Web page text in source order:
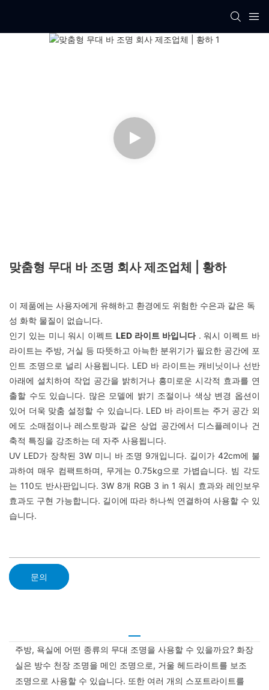
맞춤형 무대 바 조명 회사 제조업체 | 황하
이 제품에는 사용자에게 유해하고 환경에도 위험한 수은과 같은 독
성 화학 물질이 없습니다.
인기 있는 미니 워시 이펙트LED 라이트 바입니다. 워시 이펙트 바
라이트는 주방, 거실 등 따뜻하고 아늑한 분위기가 필요한 공간에 포
인트 조명으로 널리 사용됩니다. LED 바 라이트는 캐비닛이나 선반
아래에 설치하여 작업 공간을 밝히거나 흥미로운 시각적 효과를 연
출할 수도 있습니다. 많은 모델에 밝기 조절이나 색상 변경 옵션이
있어 더욱 맞춤 설정할 수 있습니다. LED 바 라이트는 주거 공간 외
에도 소매점이나 레스토랑과 같은 상업 공간에서 디스플레이나 건
축적 특징을 강조하는 데 자주 사용됩니다.
UV LED가 장착된 3W 미니 바 조명 9개입니다. 길이가 42cm에 불
과하여 매우 컴팩트하며, 무게는 0.75kg으로 가볍습니다. 빔 각도
는 110도 반사판입니다. 3W 8개 RGB 3 in 1 워시 효과와 레인보우
효과도 구현 가능합니다. 길이에 따라 하나씩 연결하여 사용할 수 있
습니다.
문의
주방, 욕실에 어떤 종류의 무대 조명을 사용할 수 있을까요? 화장
실은 방수 천장 조명을 메인 조명으로, 거울 헤드라이트를 보조
조명으로 사용할 수 있습니다. 또한 여러 개의 스포트라이트를